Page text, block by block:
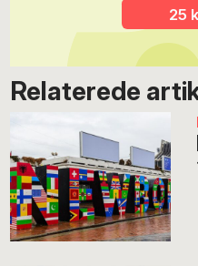
25
Relaterede